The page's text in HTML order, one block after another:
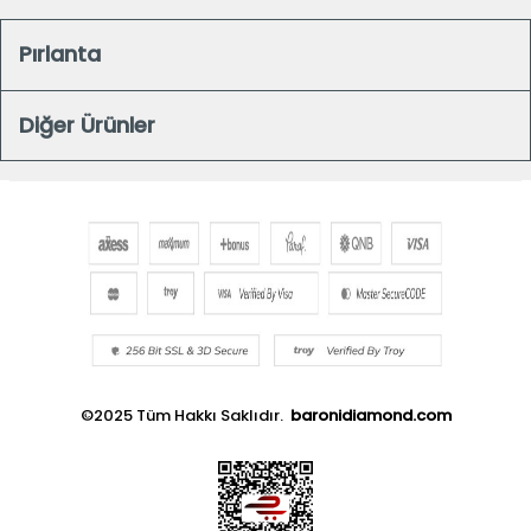
Pırlanta
Diğer Ürünler
©2025 Tüm Hakkı Saklıdır. baronidiamond.com